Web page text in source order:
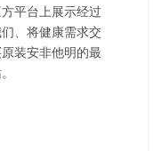
平台上展示经过
、将健康需求交
装安非他明的最